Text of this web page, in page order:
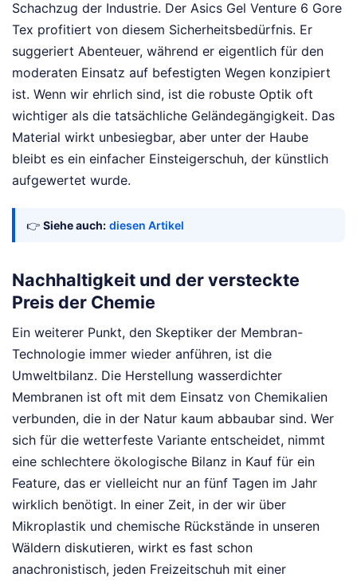
Schachzug der Industrie. Der Asics Gel Venture 6 Gore
Tex profitiert von diesem Sicherheitsbedürfnis. Er
suggeriert Abenteuer, während er eigentlich für den
moderaten Einsatz auf befestigten Wegen konzipiert
ist. Wenn wir ehrlich sind, ist die robuste Optik oft
wichtiger als die tatsächliche Geländegängigkeit. Das
Material wirkt unbesiegbar, aber unter der Haube
bleibt es ein einfacher Einsteigerschuh, der künstlich
aufgewertet wurde.
👉 Siehe auch: diesen Artikel
Nachhaltigkeit und der versteckte
Preis der Chemie
Ein weiterer Punkt, den Skeptiker der Membran-
Technologie immer wieder anführen, ist die
Umweltbilanz. Die Herstellung wasserdichter
Membranen ist oft mit dem Einsatz von Chemikalien
verbunden, die in der Natur kaum abbaubar sind. Wer
sich für die wetterfeste Variante entscheidet, nimmt
eine schlechtere ökologische Bilanz in Kauf für ein
Feature, das er vielleicht nur an fünf Tagen im Jahr
wirklich benötigt. In einer Zeit, in der wir über
Mikroplastik und chemische Rückstände in unseren
Wäldern diskutieren, wirkt es fast schon
anachronistisch, jeden Freizeitschuh mit einer